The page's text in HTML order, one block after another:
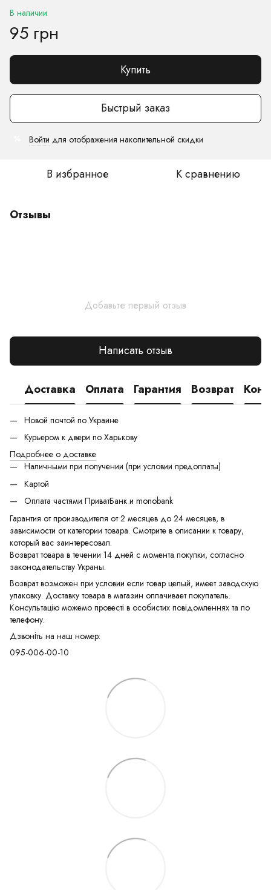
В наличии
95 грн
Купить
Быстрый заказ
Войти для отображения накопительной скидки
В избранное К сравнению
Отзывы
Добавьте первый отзыв
Написать отзыв
Доставка Оплата Гарантия Возврат
Новой почтой по Украине
Курьером к двери по Харькову
Подробнее о доставке
Наличными при получении (при условии предоплаты)
Картой
Оплата частями ПриватБанк и monobank
Гарантия от производителя от 2 месяцев до 24 месяцев, в
зависимости от категории товара. Смотрите в описании к товару,
который вас заинтересовал.
Возврат товара в течении 14 дней с момента покупки, согласно
законодательству Украны.
Возврат возможен при условии если товар целый, имеет заводскую
упаковку. Доставку товара в магазин оплачивает покупатель.
Консультацію можемо провесті в особистих повідомленнях та по
телефону.
Дзвоніть на наш номер:
095-006-00-10